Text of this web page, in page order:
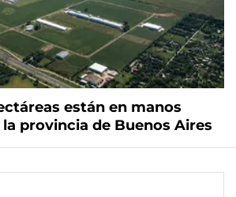
están en manos
provincia de Buenos Aires